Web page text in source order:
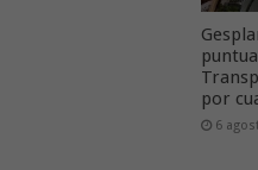
por
6